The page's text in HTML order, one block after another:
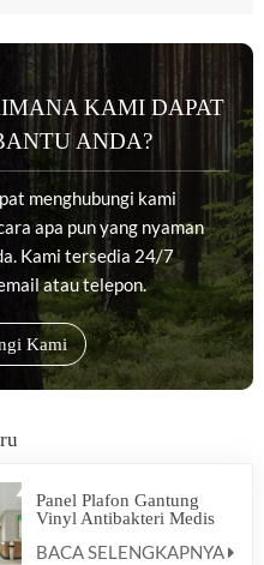
KAMI DAPAT
ANDA?
menghubungi kami
apa pun yang nyaman
Kami tersedia 24/7
atau telepon.
Kami
Panel Plafon Gantung
Vinyl Antibakteri Medis
BACA SELENGKAPNYA